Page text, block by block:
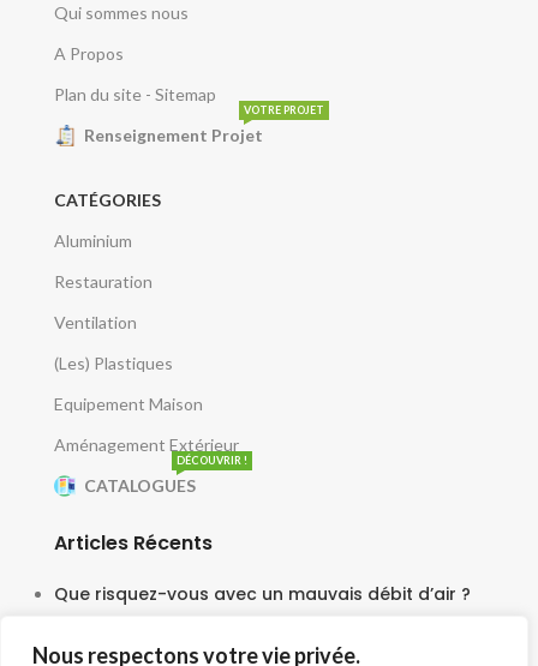
Nous respectons votre vie privée.
Qui sommes nous
A Propos
Plan du site - Sitemap
Renseignement Projet
VOTRE PROJET
CATÉGORIES
Aluminium
Restauration
Ventilation
(Les) Plastiques
Equipement Maison
Aménagement Extérieur
CATALOGUES
DÉCOUVRIR !
Articles Récents
Que risquez-vous avec un mauvais débit d’air ?